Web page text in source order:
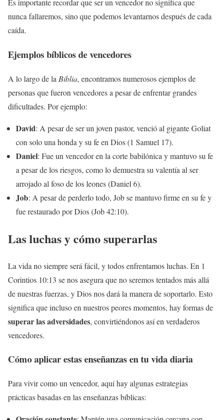
Es importante recordar que ser un vencedor no significa que
nunca fallaremos, sino que podemos levantarnos después de cada
caída.
Ejemplos bíblicos de vencedores
A lo largo de la Biblia, encontramos numerosos ejemplos de
personas que fueron vencedores a pesar de enfrentar grandes
dificultades. Por ejemplo:
David: A pesar de ser un joven pastor, venció al gigante Goliat
con solo una honda y su fe en Dios (1 Samuel 17).
Daniel: Fue un vencedor en la corte babilónica y mantuvo su fe
a pesar de los riesgos, como lo demuestra su valentía al ser
arrojado al foso de los leones (Daniel 6).
Job: A pesar de perderlo todo, Job se mantuvo firme en su fe y
fue restaurado por Dios (Job 42:10).
Las luchas y cómo superarlas
La vida no siempre será fácil, y todos enfrentamos luchas. En 1
Corintios 10:13 se nos asegura que no seremos tentados más allá
de nuestras fuerzas, y Dios nos dará la manera de soportarlo. Esto
significa que incluso en nuestros peores momentos, hay formas de
superar las adversidades, convirtiéndonos así en verdaderos
vencedores.
Cómo aplicar estas enseñanzas en tu vida diaria
Para vivir como un vencedor, aquí hay algunas estrategias
prácticas basadas en las enseñanzas bíblicas: